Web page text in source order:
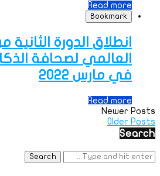
Read more
Bookmark
انطلاق الدورة
العالمي لصحافة
في مارس 2022
Read more
Newer Posts
Older Posts
Search